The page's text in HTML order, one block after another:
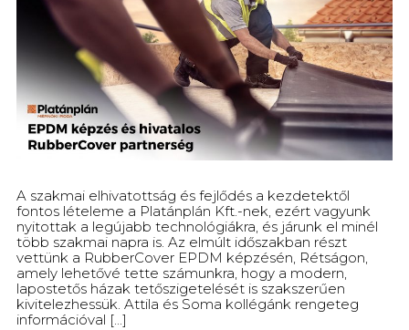
A szakmai elhivatottság és fejlődés a kezdetektől
fontos lételeme a Platánplán Kft.-nek, ezért vagyunk
nyitottak a legújabb technológiákra, és járunk el minél
több szakmai napra is. Az elmúlt időszakban részt
vettünk a RubberCover EPDM képzésén, Rétságon,
amely lehetővé tette számunkra, hogy a modern,
lapostetős házak tetőszigetelését is szakszerűen
kivitelezhessük. Attila és Soma kollégánk rengeteg
információval [...]